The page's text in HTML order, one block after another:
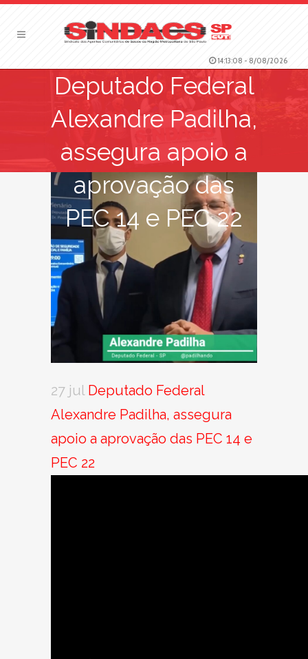
14:13:09 - 8/08/2026
Deputado Federal
Alexandre Padilha,
assegura apoio a
aprovação das
PEC 14 e PEC 22
27 jul Deputado Federal
Alexandre Padilha, assegura
apoio a aprovação das PEC 14 e
PEC 22